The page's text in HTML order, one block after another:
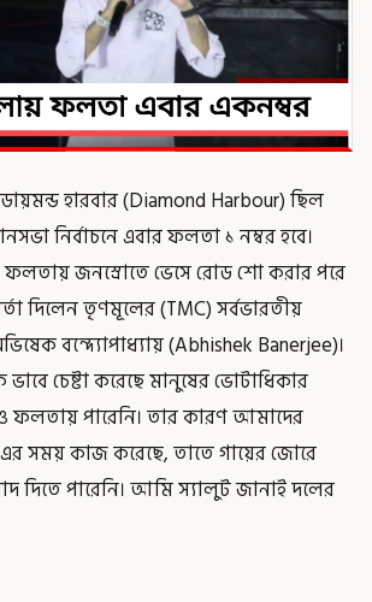
হারবার (Diamond Harbour) ছিল
নির্বাচনে এবার ফলতা ১ নম্বর হবে।
ফলতায় জনস্রোতে ভেসে রোড শো করার পরে
দিলেন তৃণমূলের (TMC) সর্বভারতীয়
বন্দ্যোপাধ্যায় (Abhishek Banerjee)।
চেষ্টা করেছে মানুষের ভোটাধিকার
ফলতায় পারেনি। তার কারণ আমাদের
এর সময় কাজ করেছে, তাতে গায়ের জোরে
দিতে পারেনি। আমি স্যালুট জানাই দলের